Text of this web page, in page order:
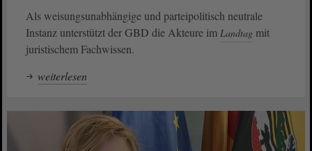
Als weisungsunabhängige und parteipolitisch neutrale
Instanz unterstützt der GBD die Akteure im Landtag mit
juristischem Fachwissen.
weiterlesen